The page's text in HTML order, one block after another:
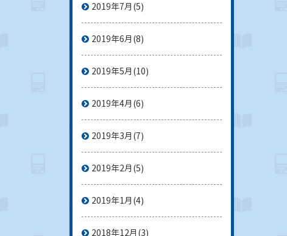
2019年7月 (5)
2019年6月 (8)
2019年5月 (10)
2019年4月 (6)
2019年3月 (7)
2019年2月 (5)
2019年1月 (4)
2018年12月 (3)